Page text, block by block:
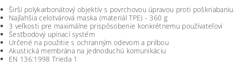
Širší polykarbonátový objektív s povrchovou úpravou proti poškriabaniu.
Najľahšia celotvárová maska (materiál TPE) - 360 g
3 veľkosti pre maximálne prispôsobenie konkrétnemu používateľovi
Šesťbodový upínací systém
Určené na použitie s ochranným odevom a prilbou
Akustická membrána na jednoduchú komunikáciu
EN 136:1998 Trieda 1